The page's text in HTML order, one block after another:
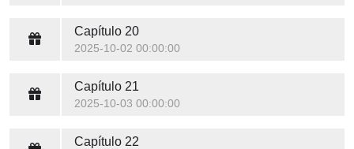
Capítulo 20
2025-10-02 00:00:00
Capítulo 21
2025-10-03 00:00:00
Capítulo 22